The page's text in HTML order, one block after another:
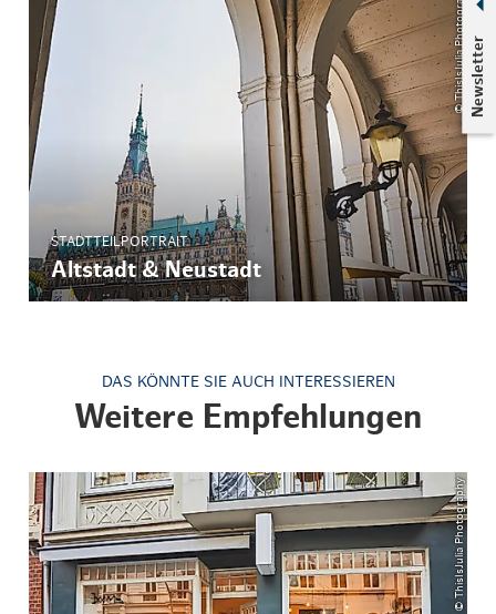
Newsletter
© ThisIsJulia Photography
STADTTEILPORTRAIT
Altstadt & Neustadt
DAS KÖNNTE SIE AUCH INTERESSIEREN
Weitere Empfehlungen
© ThisIsJulia Photography